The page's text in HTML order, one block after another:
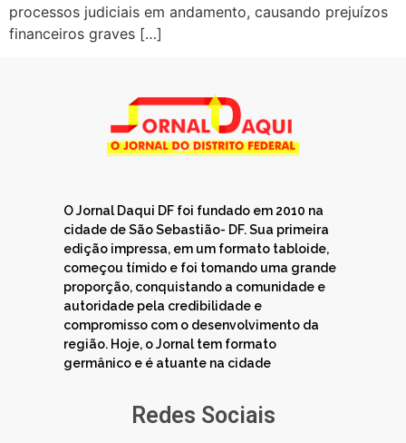
processos judiciais em andamento, causando prejuízos
financeiros graves […]
O Jornal Daqui DF foi fundado em 2010 na
cidade de São Sebastião- DF. Sua primeira
edição impressa, em um formato tabloide,
começou tímido e foi tomando uma grande
proporção, conquistando a comunidade e
autoridade pela credibilidade e
compromisso com o desenvolvimento da
região. Hoje, o Jornal tem formato
germânico e é atuante na cidade
Redes Sociais